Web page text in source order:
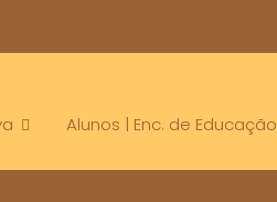
Alunos | Enc. de Educação